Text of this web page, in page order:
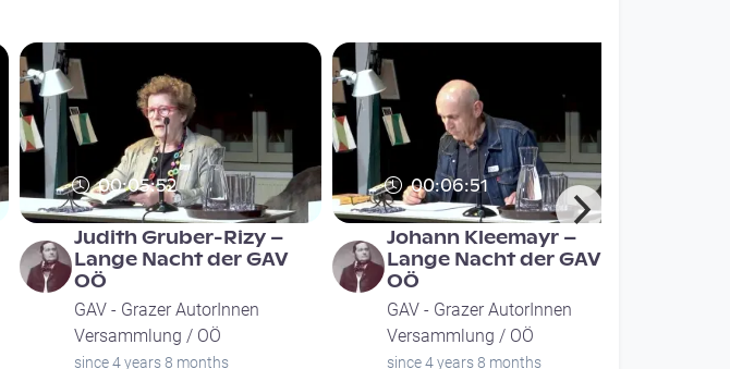
00:05:52
Judith Gruber-Rizy –
Lange Nacht der GAV
OÖ
GAV - Grazer AutorInnen
Versammlung / OÖ
since 4 years 8 months
00:06:51
Johann Kleemayr –
Lange Nacht der GAV
OÖ
GAV - Grazer AutorInnen
Versammlung / OÖ
since 4 years 8 months